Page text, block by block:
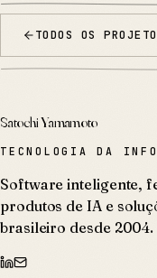
TODOS OS
Satochi Yamamoto
TECNOLOGIA DA
Software inteligente,
produtos de IA e
brasileiro desde 2004.